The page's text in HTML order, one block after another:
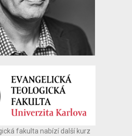
fakulta nabízí další kurz